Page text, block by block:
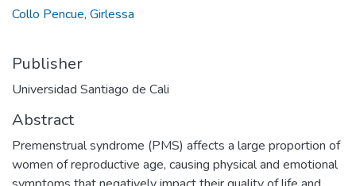
Collo Pencue, Girlessa
Publisher
Universidad Santiago de Cali
Abstract
Premenstrual syndrome (PMS) affects a large proportion of
women of reproductive age, causing physical and emotional